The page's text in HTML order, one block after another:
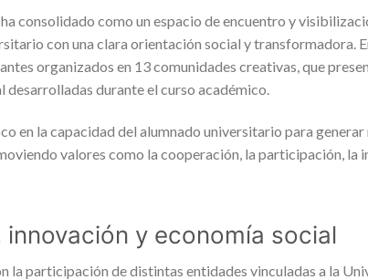
consolidado como un espacio de encuentro y
con una clara orientación social y transformadora.
organizados en 13 comunidades creativas, que
desarrolladas durante el curso académico.
en la capacidad del alumnado universitario para
valores como la cooperación, la participación, la
innovación y economía social
la participación de distintas entidades vinculadas a la